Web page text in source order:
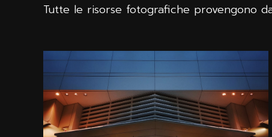
Tutte le risorse fotografiche provengono